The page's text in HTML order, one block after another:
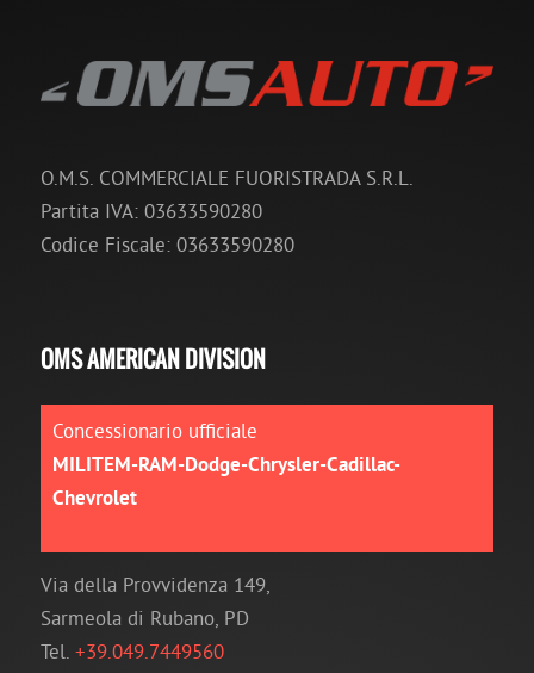
O.M.S. COMMERCIALE FUORISTRADA S.R.L.
Partita IVA: 03633590280
Codice Fiscale: 03633590280
OMS AMERICAN DIVISION
Concessionario ufficiale
MILITEM-RAM-Dodge-Chrysler-Cadillac-
Chevrolet
Via della Provvidenza 149,
Sarmeola di Rubano, PD
Tel. +39.049.7449560